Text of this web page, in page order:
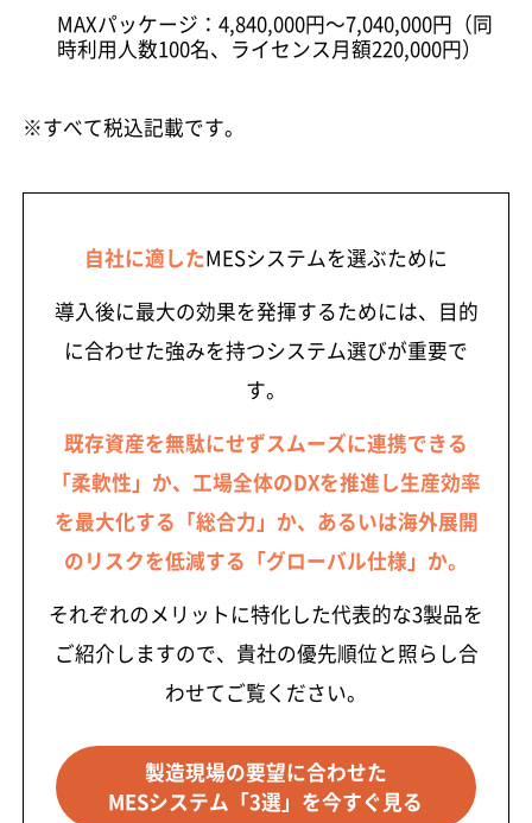
MAXパッケージ：4,840,000円～7,040,000円（同
時利用人数100名、ライセンス月額220,000円）
※すべて税込記載です。
自社に適したMESシステムを選ぶために
導入後に最大の効果を発揮するためには、目的
に合わせた強みを持つシステム選びが重要で
す。
既存資産を無駄にせずスムーズに連携できる
「柔軟性」か、工場全体のDXを推進し生産効率
を最大化する「総合力」か、あるいは海外展開
のリスクを低減する「グローバル仕様」か。
それぞれのメリットに特化した代表的な3製品を
ご紹介しますので、貴社の優先順位と照らし合
わせてご覧ください。
製造現場の要望に合わせた
MESシステム「3選」を今すぐ見る